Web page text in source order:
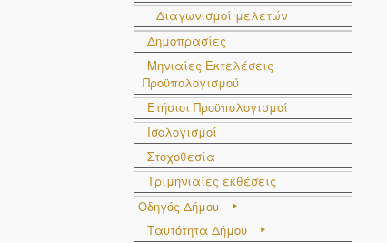
Διαγωνισμοί μελετών
Δημοπρασίες
Μηνιαίες Εκτελέσεις
Προϋπολογισμού
Ετήσιοι Προϋπολογισμοί
Ισολογισμοί
Στοχοθεσία
Τριμηνιαίες εκθέσεις
Οδηγός Δήμου
Ταυτότητα Δήμου